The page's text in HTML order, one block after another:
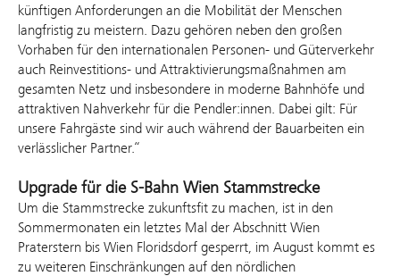
künftigen Anforderungen an die Mobilität der Menschen
langfristig zu meistern. Dazu gehören neben den großen
Vorhaben für den internationalen Personen- und Güterverkehr
auch Reinvestitions- und Attraktivierungsmaßnahmen am
gesamten Netz und insbesondere in moderne Bahnhöfe und
attraktiven Nahverkehr für die Pendler:innen. Dabei gilt: Für
unsere Fahrgäste sind wir auch während der Bauarbeiten ein
verlässlicher Partner.“
Upgrade für die S-Bahn Wien Stammstrecke
Um die Stammstrecke zukunftsfit zu machen, ist in den
Sommermonaten ein letztes Mal der Abschnitt Wien
Praterstern bis Wien Floridsdorf gesperrt, im August kommt es
zu weiteren Einschränkungen auf den nördlichen